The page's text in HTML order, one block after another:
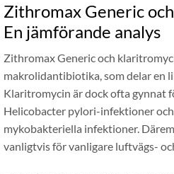
Zithromax Generic
En jämförande analys
Zithromax Generic och
makrolidantibiotika, som delar en
Klaritromycin är dock ofta gynnat
Helicobacter pylori-infektioner
mykobakteriella infektioner.
vanligtvis för vanligare luftvägs-